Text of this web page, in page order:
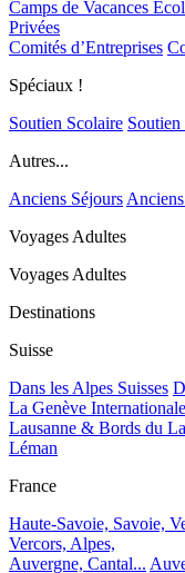
Camps de Vacances
Privées
Comités d’Entreprises
Spéciaux !
Soutien Scolaire
Autres...
Anciens Séjours
Voyages Adultes
Voyages Adultes
Destinations
Suisse
Dans les Alpes Suisses
La Genève Internationale
Lausanne & Bords du
Léman
France
Haute-Savoie, Savoie,
Vercors, Alpes,
Auvergne, Cantal...